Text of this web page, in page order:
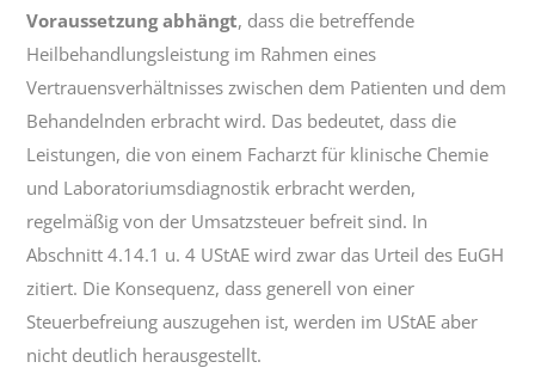
Voraussetzung abhängt, dass die betreffende
Heilbehandlungsleistung im Rahmen eines
Vertrauensverhältnisses zwischen dem Patienten und dem
Behandelnden erbracht wird. Das bedeutet, dass die
Leistungen, die von einem Facharzt für klinische Chemie
und Laboratoriumsdiagnostik erbracht werden,
regelmäßig von der Umsatzsteuer befreit sind. In
Abschnitt 4.14.1 u. 4 UStAE wird zwar das Urteil des EuGH
zitiert. Die Konsequenz, dass generell von einer
Steuerbefreiung auszugehen ist, werden im UStAE aber
nicht deutlich herausgestellt.